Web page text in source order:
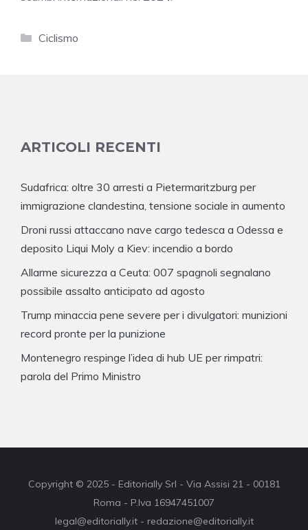
Categorie
Ciclismo
ARTICOLI RECENTI
Sudafrica: oltre 30 arresti a Pietermaritzburg per
immigrazione clandestina, tensione sociale in aumento
Droni russi attaccano nave cargo tedesca a Odessa e
deposito Liqui Moly a Kiev: incendio a bordo
Allarme sicurezza a Ceuta: 007 spagnoli segnalano
possibile assalto anticipato ad agosto
Trump minaccia pene severe per i divulgatori: munizioni
record pronte per la punizione
Montenegro respinge l’idea di hub UE per rimpatri:
parola del Primo Ministro
Copyright © 2025 - Editorially Srl - Via Assisi 21 - 00181
Roma - P.Iva 16947451007
legal@editorially.it - redazione@editorially.it